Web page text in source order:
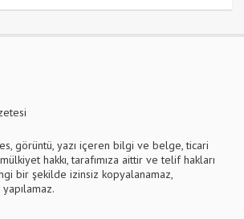
görüntü, yazı içeren bilgi ve belge, ticari
hakkı, tarafımıza aittir ve telif hakları
bir şekilde izinsiz kopyalanamaz,